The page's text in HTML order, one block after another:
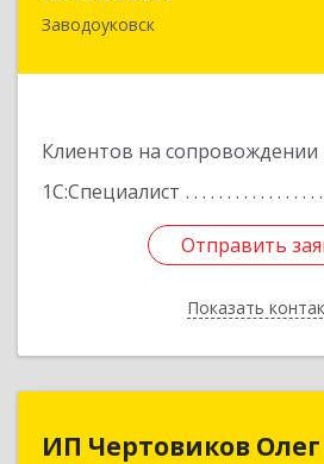
Заводоуковск
Клиентов на сопровождении
1С:Специалист
Отправить
Показать
627140, Тюменская обл,
Отправить
Назад
ИП Чертовиков